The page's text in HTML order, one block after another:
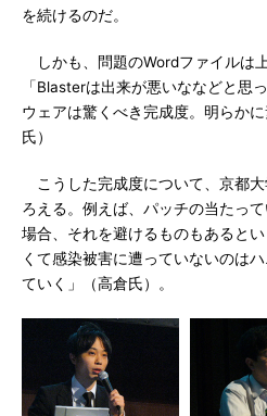
を続けるのだ。
しかも、問題のWordファイルは
「Blasterは出来が悪いななどと思
ウェアは驚くべき完成度。明らか
氏）
こうした完成度について、京都
ろえる。例えば、パッチの当たっ
場合、それを避けるものもあると
くて感染被害に遭っていないのは
ていく」（高倉氏）。